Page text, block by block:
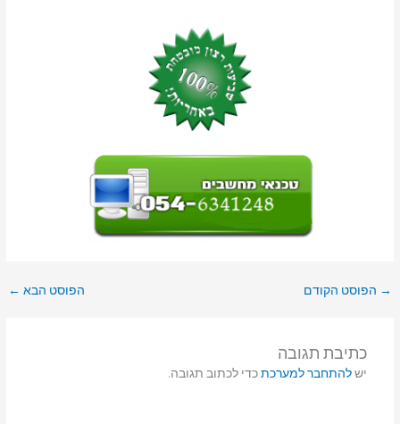
→ הפוסט הקודם הפוסט הבא ←
כתיבת תגובה
ישלהתחבר למערכתכדי לכתוב תגובה.